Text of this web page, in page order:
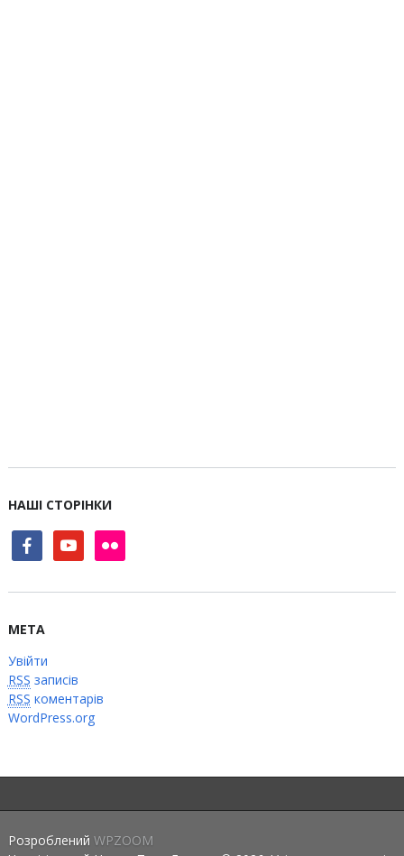
НАШІ СТОРІНКИ
facebookyoutube flickr
МЕТА
Увійти
RSS записів
RSS коментарів
WordPress.org
Розроблений WPZOOM